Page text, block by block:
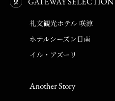
礼文観光ホテル 咲涼
ホテルシーズン日南
イル・アズーリ
Another Story